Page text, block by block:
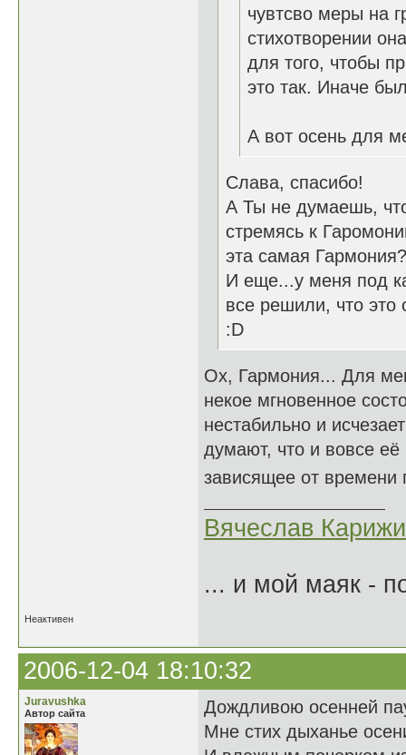
чувтсво меры на
стихотворении
для того, чтобы
это так. Иначе
А вот осень для
Слава, спасибо!
А Ты не думаешь,
стремясь к
эта самая Гармония?
И еще...у меня под
все решили, что это
:D
Ох, Гармония... Для
некое мгновенное
нестабильно и
думают, что и вовсе
зависящее от времени
Вячеслав
... и мой маяк -
Неактивен
2006-12-04 18:10:32
Juravushka
Автор сайта
Дождливою осенней
Мне стих дыханье